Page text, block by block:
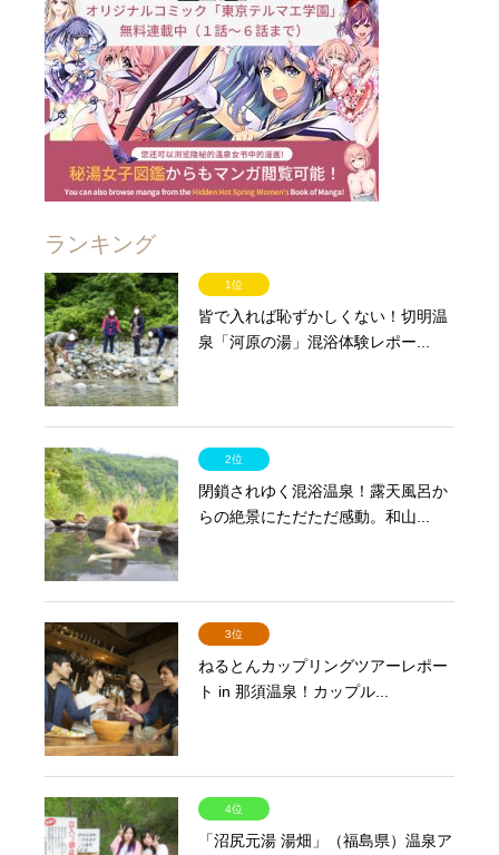
ランキング
1位
皆で入れば恥ずかしくない！切明温
泉「河原の湯」混浴体験レポー...
2位
閉鎖されゆく混浴温泉！露天風呂か
らの絶景にただただ感動。和山...
3位
ねるとんカップリングツアーレポー
ト in 那須温泉！カップル...
4位
「沼尻元湯 湯畑」（福島県）温泉ア